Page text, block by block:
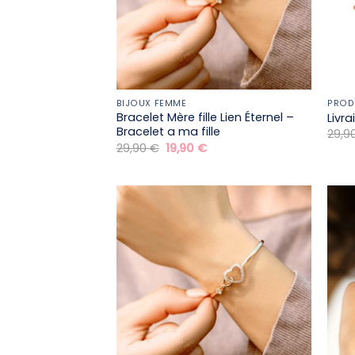
BIJOUX FEMME
Bracelet Mère fille​ Lien Éternel –
Bracelet a ma fille
29,90€ Le
prix
29,90 €.
19,90 €Le
19,90 €.